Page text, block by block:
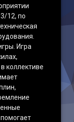
12, по
Игра
коллективе